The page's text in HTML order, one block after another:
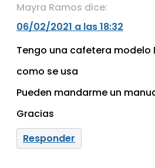
Mayra Ramos dice:
06/02/2021 a las 18:32
Tengo una cafetera modelo
como se usa
Pueden mandarme un
Gracias
Responder